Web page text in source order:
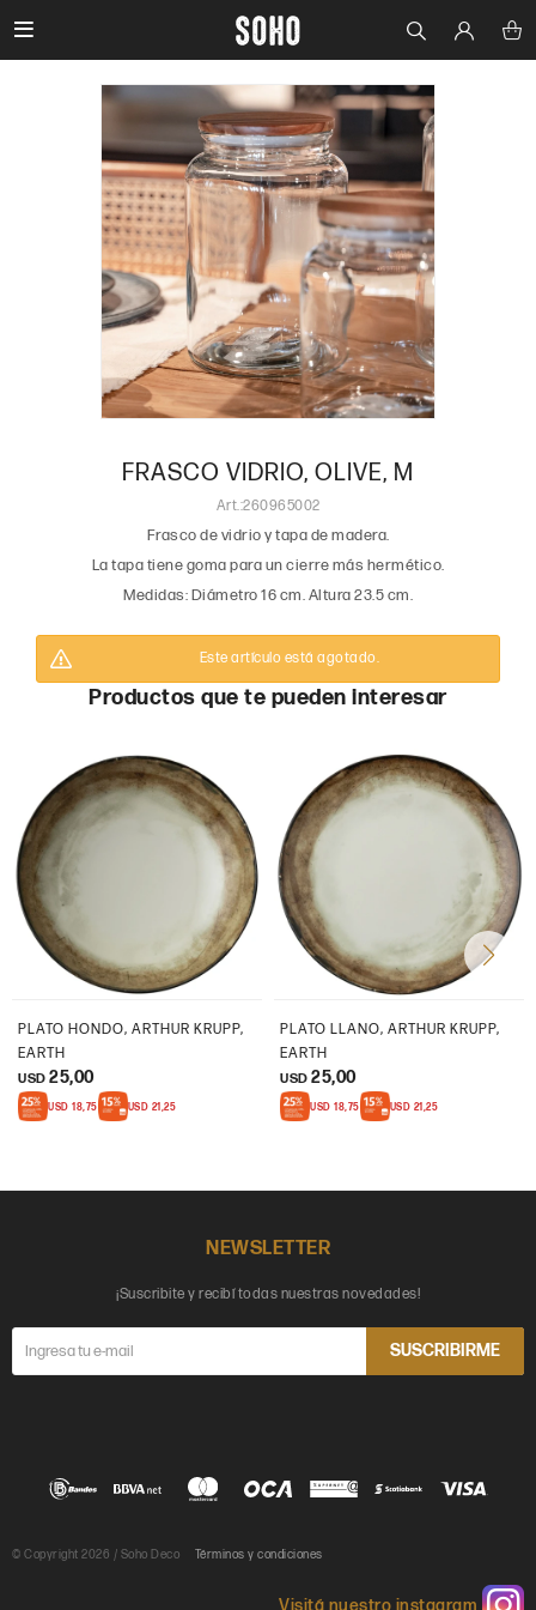

FRASCO VIDRIO, OLIVE, M
260965002
Frasco de vidrio y tapa de madera.
La tapa tiene goma para un cierre más hermético.
Medidas: Diámetro 16 cm. Altura 23.5 cm.
Este artículo está agotado.
Productos que te pueden interesar
PLATO HONDO, ARTHUR KRUPP,
EARTH
USD 25,00
USD 18,75 USD 21,25
PLATO LLANO, ARTHUR KRUPP,
EARTH
USD 25,00
USD 18,75 USD 21,25
NEWSLETTER
¡Suscribite y recibí todas nuestras novedades!
SUSCRIBIRME
© Copyright 2026 / Soho Deco Términos y condiciones